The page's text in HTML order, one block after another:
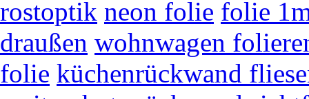
rostoptik neon folie folie
draußen wohnwagen
folie küchenrückwand